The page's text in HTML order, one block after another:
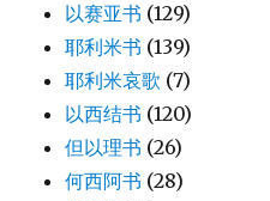
以赛亚书 (129)
耶利米书 (139)
耶利米哀歌 (7)
以西结书 (120)
但以理书 (26)
何西阿书 (28)